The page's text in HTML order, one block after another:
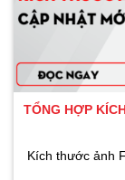
TỔNG HỢP
Kích thước ảnh